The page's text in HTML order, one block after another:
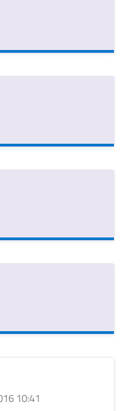
10:41